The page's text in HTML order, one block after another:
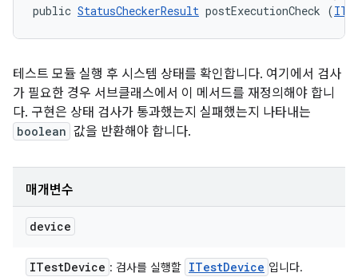
public StatusCheckerResult postExecutionCheck (
테스트 모듈 실행 후 시스템 상태를 확인합니다. 여기에서 검사
가 필요한 경우 서브클래스에서 이 메서드를 재정의해야 합니
다. 구현은 상태 검사가 통과했는지 실패했는지 나타내는
boolean 값을 반환해야 합니다.
매개변수
device
ITestDevice : 검사를 실행할 ITestDevice 입니다.